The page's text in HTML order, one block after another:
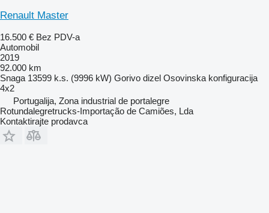
Renault Master
16.500 € Bez PDV-a
Automobil
2019
92.000 km
Snaga 13599 k.s. (9996 kW) Gorivo dizel Osovinska konfiguracija
4x2
Portugalija, Zona industrial de portalegre
Rotundalegretrucks-Importação de Camiões, Lda
Kontaktirajte prodavca